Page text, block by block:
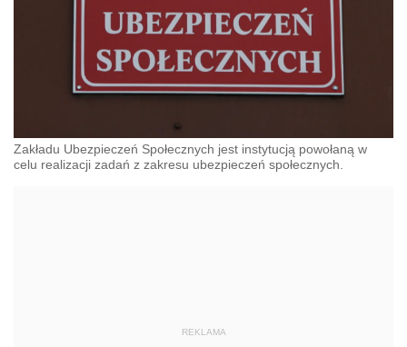
Zakładu Ubezpieczeń Społecznych jest instytucją powołaną w
celu realizacji zadań z zakresu ubezpieczeń społecznych.